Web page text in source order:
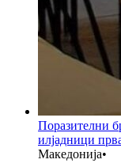
Поразителни
илјадници
Македонија•